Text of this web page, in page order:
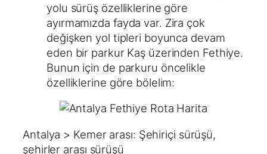
yolu sürüş özelliklerine göre
ayırmamızda fayda var. Zira çok
değişken yol tipleri boyunca devam
eden bir parkur Kaş üzerinden Fethiye.
Bunun için de parkuru öncelikle
özelliklerine göre bölelim:
Antalya > Kemer arası: Şehiriçi sürüşü,
şehirler arası sürüşü